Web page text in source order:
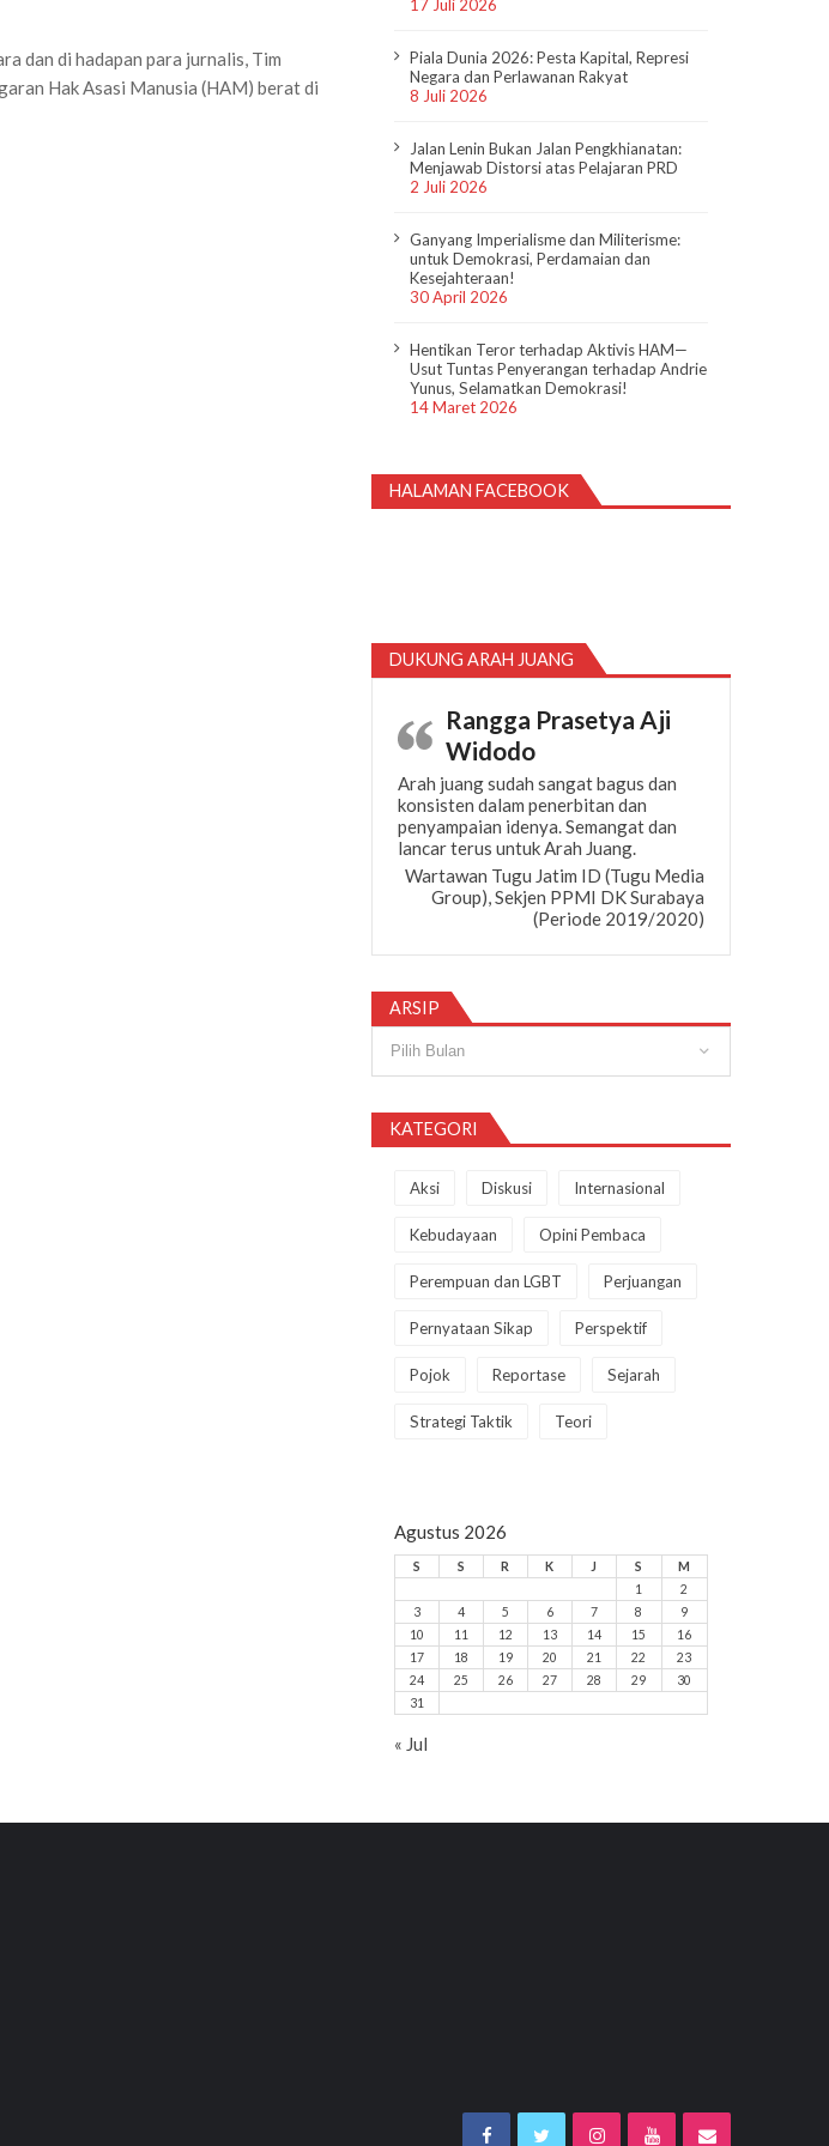
dan di hadapan para jurnalis, Tim
Hak Asasi Manusia (HAM) berat di
17 Juli 2026
Piala Dunia 2026: Pesta Kapital, Represi
Negara dan Perlawanan Rakyat
8 Juli 2026
Jalan Lenin Bukan Jalan Pengkhianatan:
Menjawab Distorsi atas Pelajaran PRD
2 Juli 2026
Ganyang Imperialisme dan Militerisme:
untuk Demokrasi, Perdamaian dan
Kesejahteraan!
30 April 2026
Hentikan Teror terhadap Aktivis HAM—
Usut Tuntas Penyerangan terhadap Andrie
Yunus, Selamatkan Demokrasi!
14 Maret 2026
HALAMAN FACEBOOK
DUKUNG ARAH JUANG
Rangga Prasetya Aji
Widodo
Arah juang sudah sangat bagus dan
konsisten dalam penerbitan dan
penyampaian idenya. Semangat dan
lancar terus untuk Arah Juang.
Wartawan Tugu Jatim ID (Tugu Media
Group), Sekjen PPMI DK Surabaya
(Periode 2019/2020)
ARSIP
KATEGORI
Aksi Diskusi Internasional
Kebudayaan Opini Pembaca
Perempuan dan LGBT Perjuangan
Pernyataan Sikap Perspektif
Pojok Reportase Sejarah
Strategi Taktik Teori
Agustus 2026
S S R K J S
M
1
2
3
4 5 6 7 8
9
10
11 12 13 14 15
16
17
18 19 20 21 22
23
24
25 26 27 28 29
30
31
« Jul